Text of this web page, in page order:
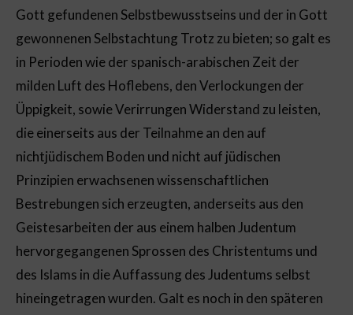
Gott gefundenen Selbstbewusstseins und der in Gott
gewonnenen Selbstachtung Trotz zu bieten; so galt es
in Perioden wie der spanisch-arabischen Zeit der
milden Luft des Hoflebens, den Verlockungen der
Üppigkeit, sowie Verirrungen Widerstand zu leisten,
die einerseits aus der Teilnahme an den auf
nichtjüdischem Boden und nicht auf jüdischen
Prinzipien erwachsenen wissenschaftlichen
Bestrebungen sich erzeugten, anderseits aus den
Geistesarbeiten der aus einem halben Judentum
hervorgegangenen Sprossen des Christentums und
des Islams in die Auffassung des Judentums selbst
hineingetragen wurden. Galt es noch in den späteren